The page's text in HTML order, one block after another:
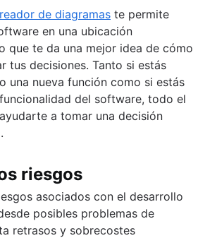
de diagramas te permite
en una ubicación
que te da una mejor idea de cómo
tus decisiones. Tanto si estás
una nueva función como si estás
del software, todo el
a tomar una decisión
riesgos
asociados con el desarrollo
posibles problemas de
retrasos y sobrecostes